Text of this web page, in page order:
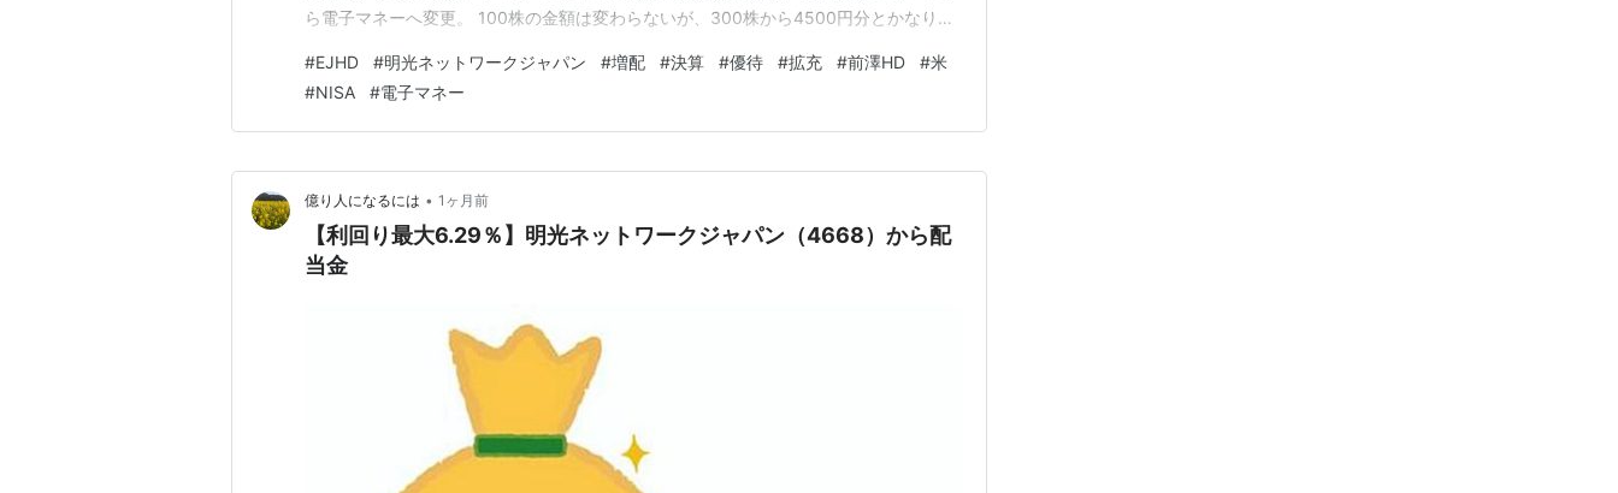
ら電子マネーへ変更。 100株の金額は変わらないが、300株から4500円分とかなり金
ししたい。 今年の4月から発足した前澤HDは配当と優待が決定。 配当は今年度は期末
のみで…
#EJHD #明光ネットワークジャパン #増配 #決算 #優待 #拡充 #前澤HD #米
#NISA #電子マネー
億り人になるには • 1ヶ月前
【利回り最大6.29％】明光ネットワークジャパン（4668）から配
当金